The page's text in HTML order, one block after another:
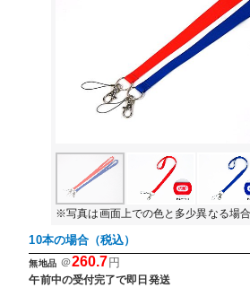
※写真は画面上での色と多少異なる場
10本の場合（税込）
無地品 ＠260.7 円
午前中の受付完了で即日発送